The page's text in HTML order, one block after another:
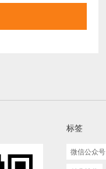
标签
微信公众号